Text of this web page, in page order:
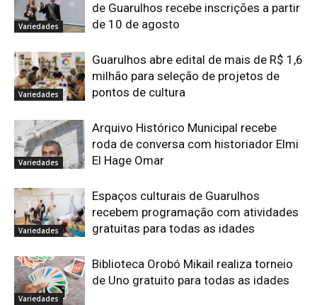
Variedades
de Guarulhos recebe inscrições a partir
de 10 de agosto
Variedades
Guarulhos abre edital de mais de R$ 1,6
milhão para seleção de projetos de
pontos de cultura
Variedades
Arquivo Histórico Municipal recebe
roda de conversa com historiador Elmi
El Hage Omar
Variedades
Espaços culturais de Guarulhos
recebem programação com atividades
gratuitas para todas as idades
Variedades
Biblioteca Orobó Mikail realiza torneio
de Uno gratuito para todas as idades